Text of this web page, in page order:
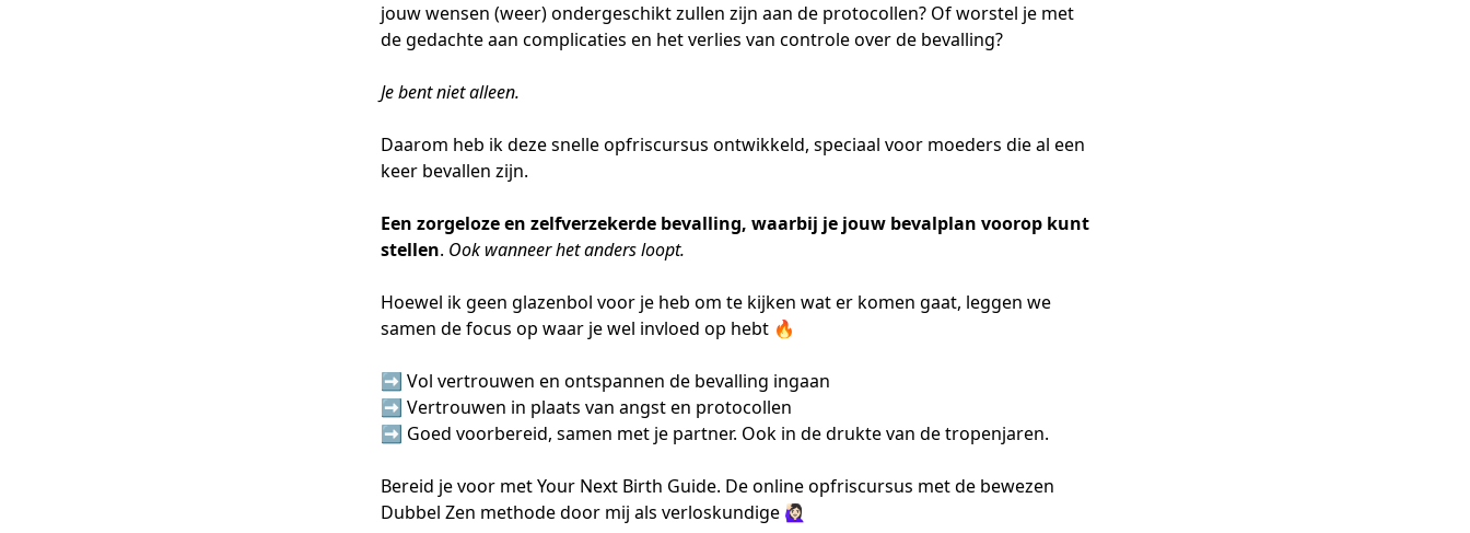
jouw wensen (weer) ondergeschikt zullen zijn aan de protocollen? Of worstel je met
de gedachte aan complicaties en het verlies van controle over de bevalling?
Je bent niet alleen.
Daarom heb ikdeze snelle opfriscursus ontwikkeld, speciaal voor moeders die al een
keer bevallen zijn.
Een zorgeloze en zelfverzekerde bevalling, waarbij je jouw bevalplan voorop kunt
stellen. Ook wanneer het anders loopt.
Hoewel ik geen glazenbol voor je heb om te kijken wat er komen gaat, leggen we
samen de focus op waar je wel invloed op hebt 🔥
➡️ Vol vertrouwen en ontspannen de bevalling ingaan
➡️ Vertrouwen in plaats van angst en protocollen
➡️ Goed voorbereid, samen met je partner. Ook in de drukte van de tropenjaren.
Bereid je voor met Your Next Birth Guide. De online opfriscursus met de bewezen
Dubbel Zen methode door mij als verloskundige 🙋🏻‍♀️